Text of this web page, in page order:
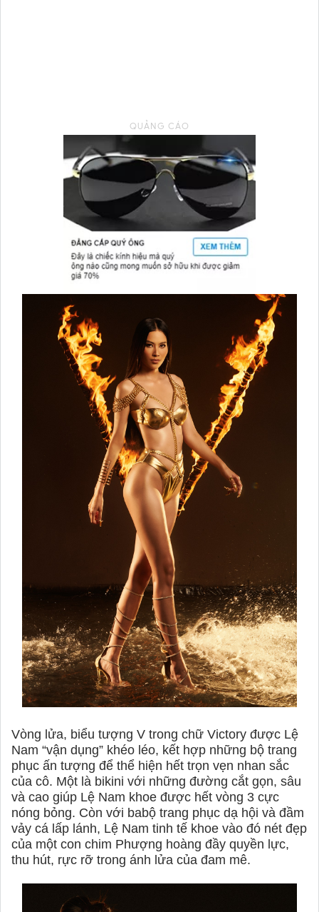
Vòng lửa, biểu tượng V trong chữ Victory được Lệ
Nam “vận dụng” khéo léo, kết hợp những bộ trang
phục ấn tượng để thể hiện hết trọn vẹn nhan sắc
của cô. Một là bikini với những đường cắt gọn, sâu
và cao giúp Lệ Nam khoe được hết vòng 3 cực
nóng bỏng. Còn với babộ trang phục dạ hội và đầm
vảy cá lấp lánh, Lệ Nam tinh tế khoe vào đó nét đẹp
của một con chim Phượng hoàng đầy quyền lực,
thu hút, rực rỡ trong ánh lửa của đam mê.